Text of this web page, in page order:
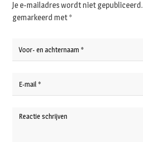
Je e-mailadres wordt niet gepubliceerd.
gemarkeerd met *